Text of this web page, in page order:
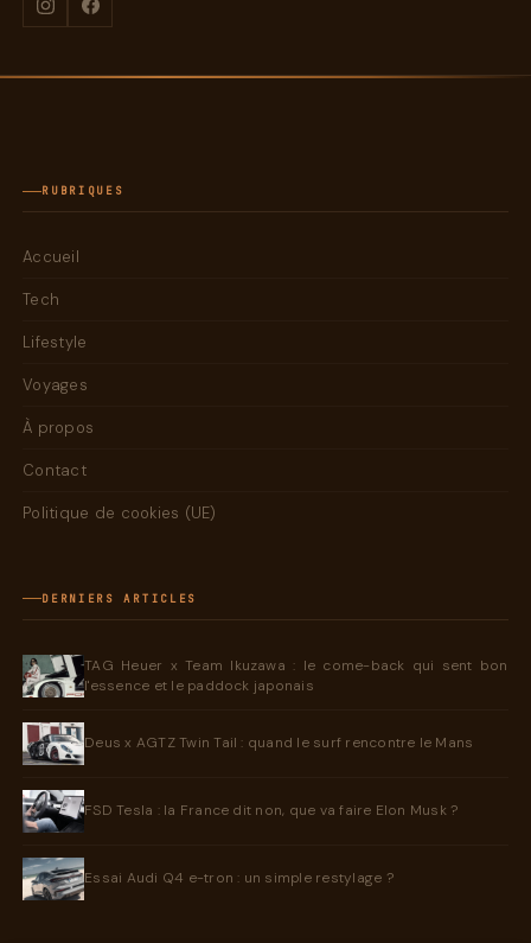
RUBRIQUES
Accueil
Tech
Lifestyle
Voyages
À propos
Contact
Politique de cookies (UE)
DERNIERS ARTICLES
TAG Heuer x Team Ikuzawa : le come-back qui sent bon
l'essence et le paddock japonais
Deus x AGTZ Twin Tail : quand le surf rencontre le Mans
FSD Tesla : la France dit non, que va faire Elon Musk ?
Essai Audi Q4 e-tron : un simple restylage ?